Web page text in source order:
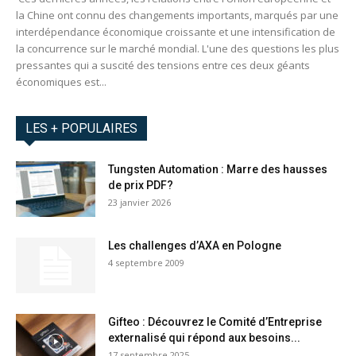
la Chine ont connu des changements importants, marqués par une
interdépendance économique croissante et une intensification de
la concurrence sur le marché mondial. L'une des questions les plus
pressantes qui a suscité des tensions entre ces deux géants
économiques est...
LES + POPULAIRES
Tungsten Automation : Marre des hausses
de prix PDF?
23 janvier 2026
Les challenges d’AXA en Pologne
4 septembre 2009
Gifteo : Découvrez le Comité d’Entreprise
externalisé qui répond aux besoins...